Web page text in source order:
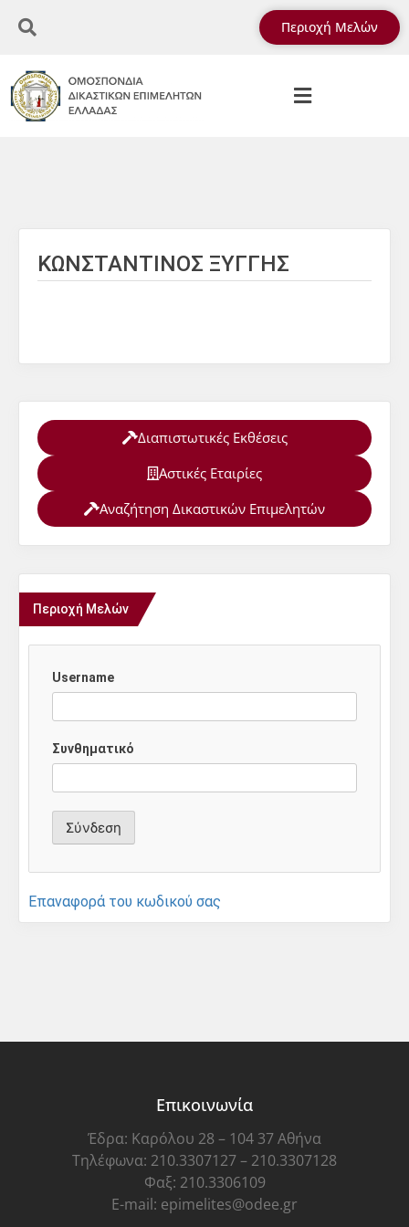
Περιοχή Μελών
ΚΩΝΣΤΑΝΤΙΝΟΣ ΞΥΓΓΗΣ
Διαπιστωτικές Εκθέσεις
Αστικές Εταιρίες
Αναζήτηση Δικαστικών Επιμελητών
Περιοχή Μελών
Username
Συνθηματικό
Επαναφορά του κωδικού σας
Επικοινωνία
Έδρα: Καρόλου 28 – 104 37 Αθήνα
Τηλέφωνα: 210.3307127 – 210.3307128
Φαξ: 210.3306109
E-mail: epimelites@odee.gr